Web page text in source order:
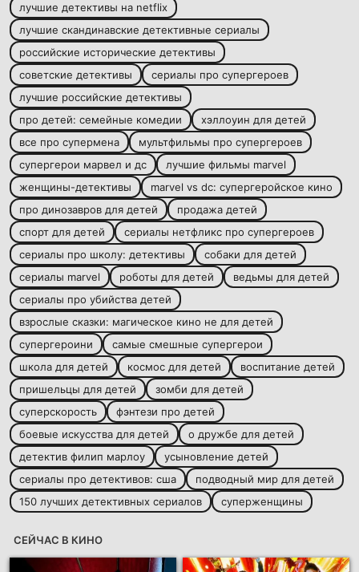
лучшие детективы на netflix
лучшие скандинавские детективные сериалы
российские исторические детективы
советские детективы
сериалы про супергероев
лучшие российские детективы
про детей: семейные комедии
хэллоуин для детей
все про супермена
мультфильмы про супергероев
супергерои марвел и дс
лучшие фильмы marvel
женщины-детективы
marvel vs dc: супергеройское кино
про динозавров для детей
продажа детей
спорт для детей
сериалы нетфликс про супергероев
сериалы про школу: детективы
собаки для детей
сериалы marvel
роботы для детей
ведьмы для детей
сериалы про убийства детей
взрослые сказки: магическое кино не для детей
супергероини
самые смешные супергерои
школа для детей
космос для детей
воспитание детей
пришельцы для детей
зомби для детей
суперскорость
фэнтези про детей
боевые искусства для детей
о дружбе для детей
детектив филип марлоу
усыновление детей
сериалы про детективов: сша
подводный мир для детей
150 лучших детективных сериалов
суперженщины
СЕЙЧАС В КИНО